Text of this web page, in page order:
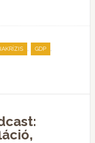
, GDP ,